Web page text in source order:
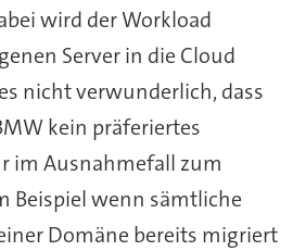
wird der Workload
Server in die Cloud
nicht verwunderlich, dass
kein präferiertes
im Ausnahmefall zum
Beispiel wenn sämtliche
Domäne bereits migriert